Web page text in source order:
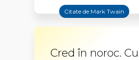
Citate de Mark Twain
Cred în noroc. Cu